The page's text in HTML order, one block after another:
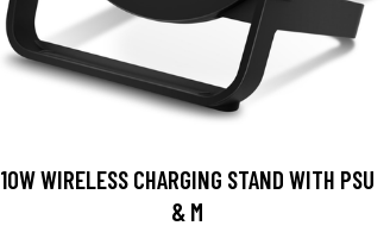
10W WIRELESS CHARGING STAND WITH PSU
& M